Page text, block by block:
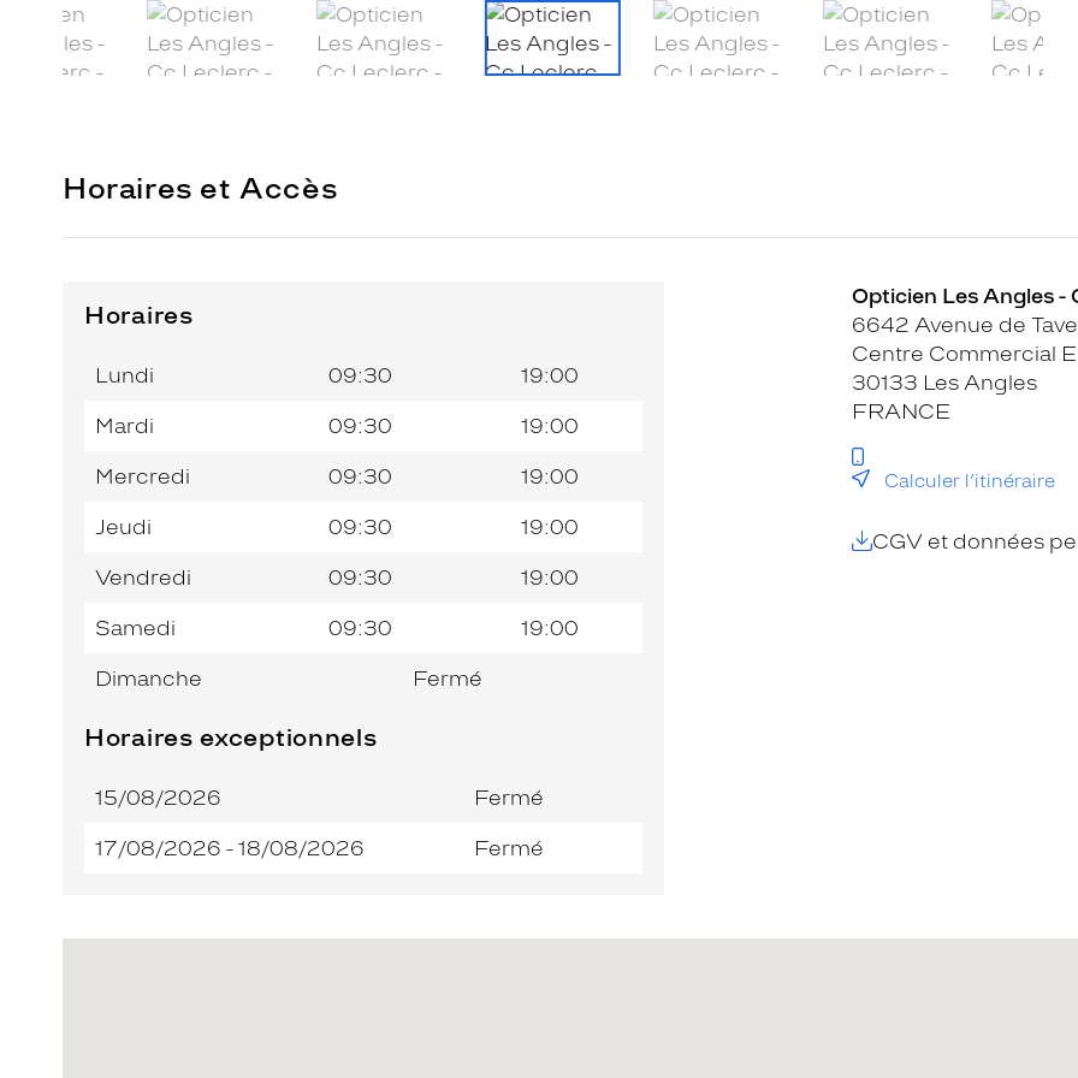
Horaires et Accès
Horaires
Jour de
semaine
Horaires
l’après-
Lundi 09:30 19:00
Mardi 09:30 19:00
Mercredi 09:30 19:00
Jeudi 09:30 19:00
Vendredi 09:30 19:00
Samedi 09:30 19:00
Dimanche Fermé
Horaires exceptionnels
Jour de
semaine
Horaires
l’après-
15/08/2026 Fermé
17/08/2026 - 18/08/2026 Fermé
Opticien Les Angles -
6642 Avenue de
Centre Commercial
30133 Les Angles
FRANCE
Calculer l’itinéraire
CGV et données